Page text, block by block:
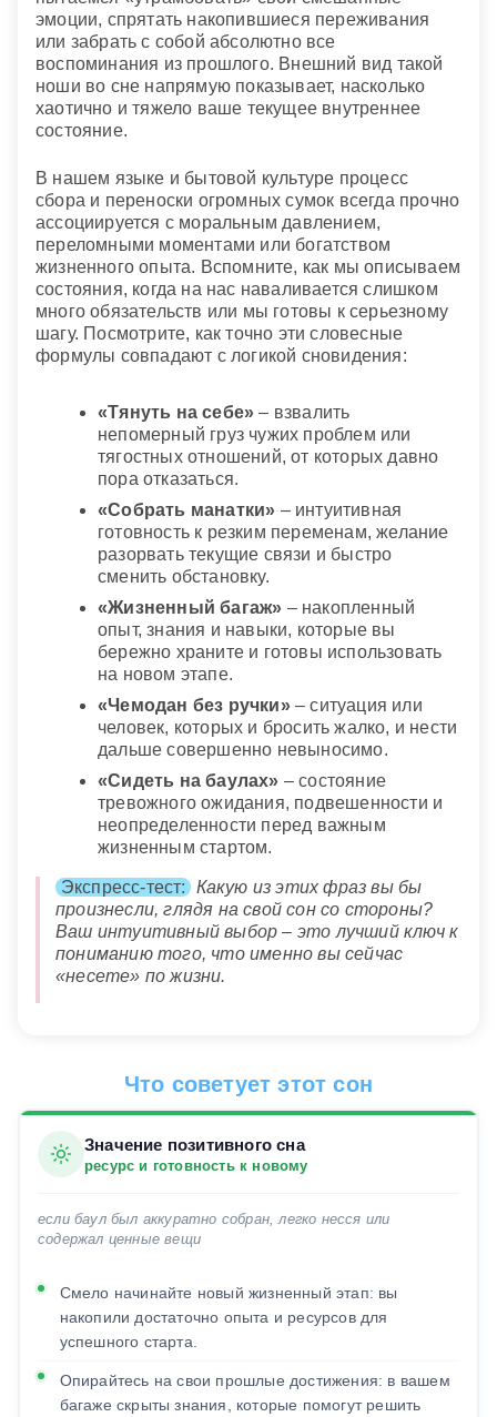
эмоции, спрятать накопившиеся переживания
или забрать с собой абсолютно все
воспоминания из прошлого. Внешний вид такой
ноши во сне напрямую показывает, насколько
хаотично и тяжело ваше текущее внутреннее
состояние.
В нашем языке и бытовой культуре процесс
сбора и переноски огромных сумок всегда прочно
ассоциируется с моральным давлением,
переломными моментами или богатством
жизненного опыта. Вспомните, как мы описываем
состояния, когда на нас наваливается слишком
много обязательств или мы готовы к серьезному
шагу. Посмотрите, как точно эти словесные
формулы совпадают с логикой сновидения:
«Тянуть на себе» – взвалить
непомерный груз чужих проблем или
тягостных отношений, от которых давно
пора отказаться.
«Собрать манатки» – интуитивная
готовность к резким переменам, желание
разорвать текущие связи и быстро
сменить обстановку.
«Жизненный багаж» – накопленный
опыт, знания и навыки, которые вы
бережно храните и готовы использовать
на новом этапе.
«Чемодан без ручки»– ситуация или
человек, которых и бросить жалко, и нести
дальше совершенно невыносимо.
«Сидеть на баулах» – состояние
тревожного ожидания, подвешенности и
неопределенности перед важным
жизненным стартом.
Экспресс-тест:
Какую из этих фраз вы бы
произнесли, глядя на свой сон со стороны?
Ваш интуитивный выбор – это лучший ключ к
пониманию того, что именно вы сейчас
«несете» по жизни.
Что советует этот сон
Значение позитивного сна
ресурс и готовность к новому
если баул был аккуратно собран, легко несся или
содержал ценные вещи
Смело начинайте новый жизненный этап: вы
накопили достаточно опыта и ресурсов для
успешного старта.
Опирайтесь на свои прошлые достижения: в вашем
багаже скрыты знания, которые помогут решить